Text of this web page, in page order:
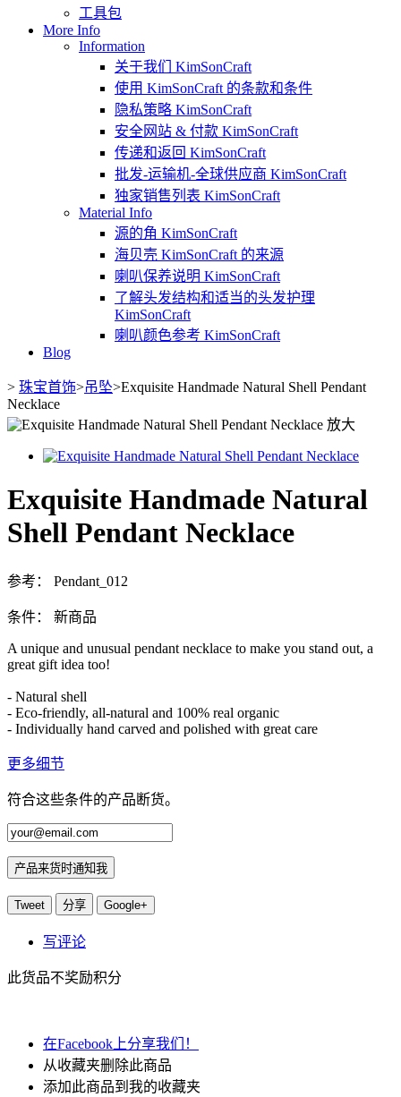
工具包
More Info
Information
关于我们 KimSonCraft
使用 KimSonCraft 的条款和条件
隐私策略 KimSonCraft
安全网站 & 付款 KimSonCraft
传递和返回 KimSonCraft
批发-运输机-全球供应商 KimSonCraft
独家销售列表 KimSonCraft
Material Info
源的角 KimSonCraft
海贝壳 KimSonCraft 的来源
喇叭保养说明 KimSonCraft
了解头发结构和适当的头发护理
KimSonCraft
喇叭颜色参考 KimSonCraft
Blog
> 珠宝首饰>吊坠>Exquisite Handmade Natural Shell Pendant
Necklace
放大
Exquisite Handmade Natural
Shell Pendant Necklace
参考： Pendant_012
条件： 新商品
A unique and unusual pendant necklace to make you stand out, a
great gift idea too!
- Natural shell
- Eco-friendly, all-natural and 100% real organic
- Individually hand carved and polished with great care
更多细节
符合这些条件的产品断货。
产品来货时通知我
Tweet 分享 Google+
写评论
此货品不奖励积分
在Facebook上分享我们！
从收藏夹删除此商品
添加此商品到我的收藏夹